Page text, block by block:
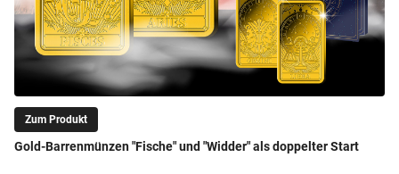
Zum Produkt
Gold-Barrenmünzen "Fische" und "Widder" als doppelter Start